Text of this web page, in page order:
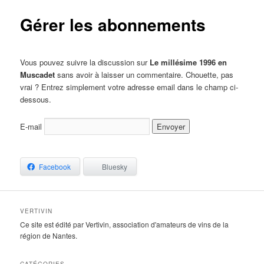
Gérer les abonnements
Vous pouvez suivre la discussion sur Le millésime 1996 en
Muscadet sans avoir à laisser un commentaire. Chouette, pas
vrai ? Entrez simplement votre adresse email dans le champ ci-
dessous.
E-mail
Facebook Bluesky
VERTIVIN
Ce site est édité par Vertivin, association d'amateurs de vins de la
région de Nantes.